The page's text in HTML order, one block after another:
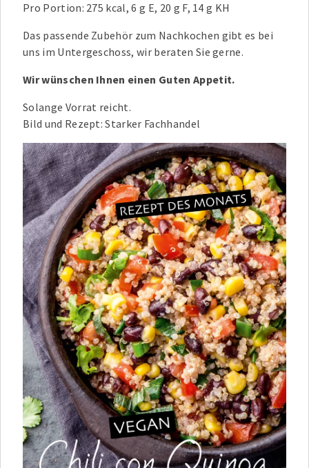
Pro Portion: 275 kcal, 6 g E, 20 g F, 14 g KH
Das passende Zubehör zum Nachkochen gibt es bei
uns im Untergeschoss, wir beraten Sie gerne.
Wir wünschen Ihnen einen Guten Appetit.
Solange Vorrat reicht.
Bild und Rezept: Starker Fachhandel